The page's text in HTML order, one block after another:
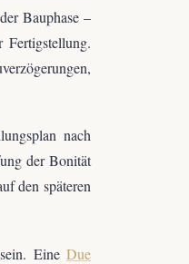
Bauphase –
Fertigstellung.
nach
der Bonität
den späteren
Eine Due